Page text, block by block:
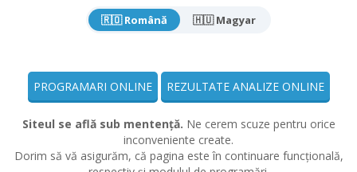
🇷🇴 Română 🇭🇺 Magyar
PROGRAMARI ONLINE REZULTATE ANALIZE ONLINE
Siteul se află sub mentență. Ne cerem scuze pentru orice
inconveniente create.
Dorim să vă asigurăm, că pagina este în continuare funcțională,